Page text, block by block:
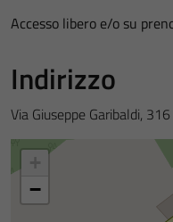
Accesso libero e/o su
Indirizzo
Via Giuseppe Garibaldi,
−